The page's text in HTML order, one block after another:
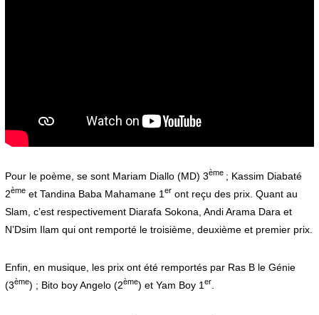
Pour le poème, se sont Mariam Diallo (MD) 3ème ; Kassim Diabaté
2èmeet Tandina Baba Mahamane 1 eront reçu des prix. Quant au
Slam, c’est respectivement Diarafa Sokona, Andi Arama Dara et
N’Dsim Ilam qui ont remporté le troisième, deuxième et premier prix.
Enfin, en musique, les prix ont été remportés par Ras B le Génie
(3ème) ; Bito boy Angelo (2ème) et Yam Boy 1 er.